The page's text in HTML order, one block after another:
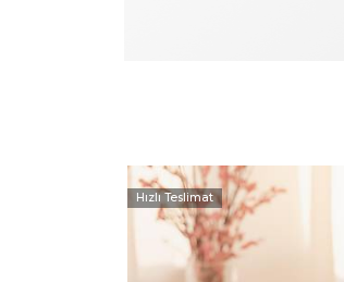
Hızlı Teslimat